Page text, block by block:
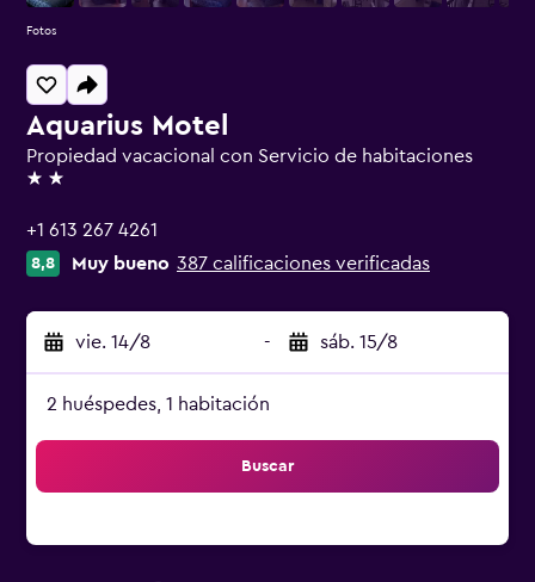
Aquarius Motel
Propiedad vacacional con Servicio de habitaciones
2 estrellas
+1 613 267 4261
8,8 Muy bueno 387 calificaciones verificadas
vie. 14/8 - sáb. 15/8
2 huéspedes, 1 habitación
Buscar
Fotos